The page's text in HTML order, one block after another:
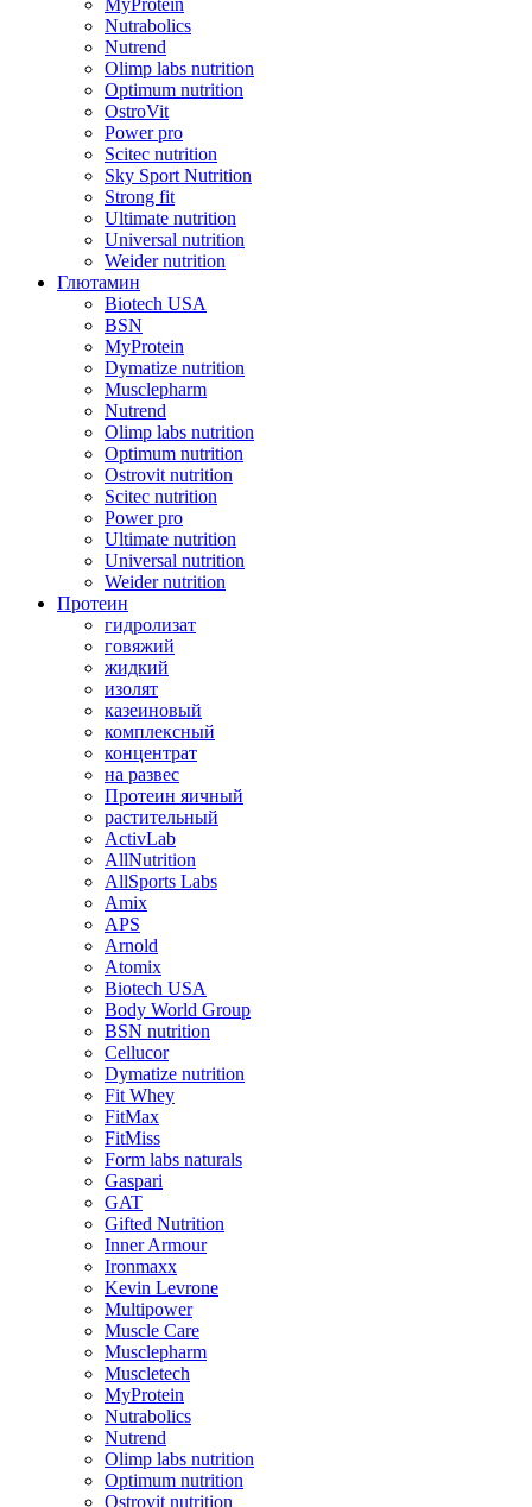
MyProtein
Nutrabolics
Nutrend
Olimp labs nutrition
Optimum nutrition
OstroVit
Power pro
Scitec nutrition
Sky Sport Nutrition
Strong fit
Ultimate nutrition
Universal nutrition
Weider nutrition
Глютамин
Biotech USA
BSN
MyProtein
Dymatize nutrition
Musclepharm
Nutrend
Olimp labs nutrition
Optimum nutrition
Ostrovit nutrition
Scitec nutrition
Power pro
Ultimate nutrition
Universal nutrition
Weider nutrition
Протеин
гидролизат
говяжий
жидкий
изолят
казеиновый
комплексный
концентрат
на развес
Протеин яичный
растительный
ActivLab
AllNutrition
AllSports Labs
Amix
APS
Arnold
Atomix
Biotech USA
Body World Group
BSN nutrition
Cellucor
Dymatize nutrition
Fit Whey
FitMax
FitMiss
Form labs naturals
Gaspari
GAT
Gifted Nutrition
Inner Armour
Ironmaxx
Kevin Levrone
Multipower
Muscle Care
Musclepharm
Muscletech
MyProtein
Nutrabolics
Nutrend
Olimp labs nutrition
Optimum nutrition
Ostrovit nutrition